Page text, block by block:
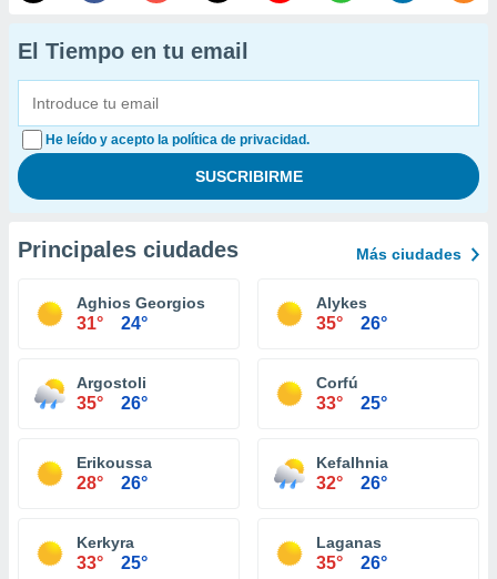
El Tiempo en tu email
He leído y acepto la política de privacidad.
Principales ciudades Más ciudades
Aghios Georgios
31° 24°
Alykes
35° 26°
Argostoli
35° 26°
Corfú
33° 25°
Erikoussa
28° 26°
Kefalhnia
32° 26°
Kerkyra
33° 25°
Laganas
35° 26°